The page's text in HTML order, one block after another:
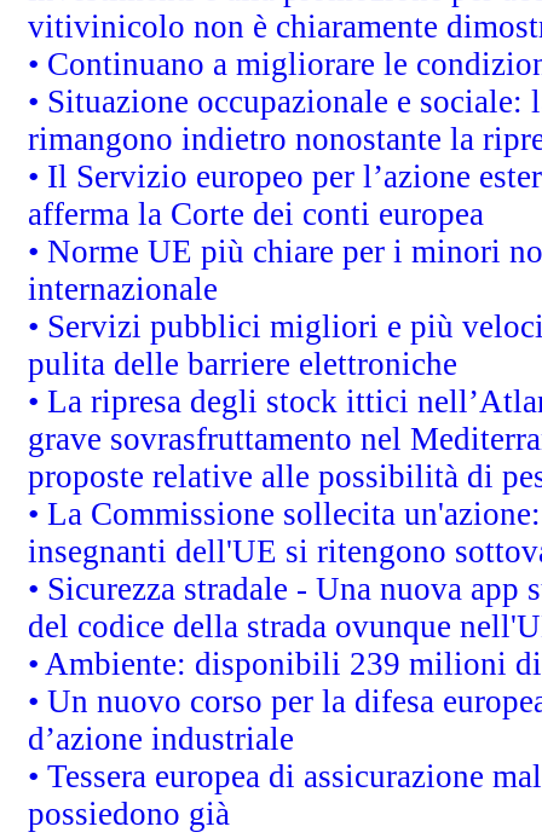
vitivinicolo non è chiaramente
• Continuano a migliorare le
• Situazione occupazionale e
rimangono indietro nonostante la
• Il Servizio europeo per l’azione
afferma la Corte dei conti europea
• Norme UE più chiare per i minori
internazionale
• Servizi pubblici migliori e più
pulita delle barriere elettroniche
• La ripresa degli stock ittici
grave sovrasfruttamento nel
proposte relative alle possibilità di
• La Commissione sollecita
insegnanti dell'UE si ritengono
• Sicurezza stradale - Una nuova
del codice della strada ovunque
• Ambiente: disponibili 239 milioni
• Un nuovo corso per la difesa
d’azione industriale
• Tessera europea di assicurazione
possiedono già